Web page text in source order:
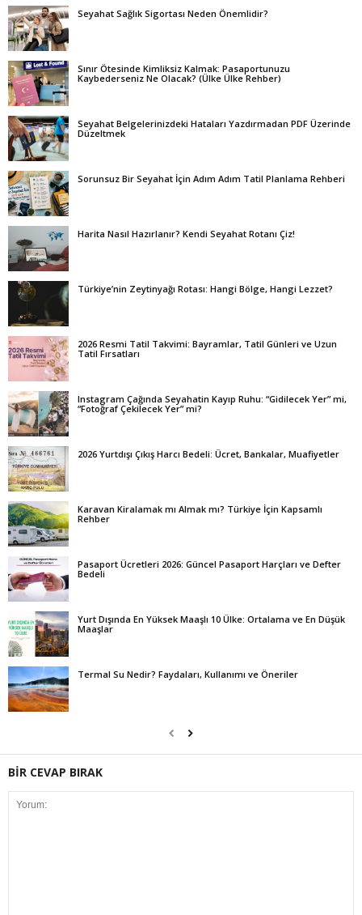
Seyahat Sağlık Sigortası Neden Önemlidir?
Sınır Ötesinde Kimliksiz Kalmak: Pasaportunuzu
Kaybederseniz Ne Olacak? (Ülke Ülke Rehber)
Seyahat Belgelerinizdeki Hataları Yazdırmadan PDF Üzerinde
Düzeltmek
Sorunsuz Bir Seyahat İçin Adım Adım Tatil Planlama Rehberi
Harita Nasıl Hazırlanır? Kendi Seyahat Rotanı Çiz!
Türkiye’nin Zeytinyağı Rotası: Hangi Bölge, Hangi Lezzet?
2026 Resmi Tatil Takvimi: Bayramlar, Tatil Günleri ve Uzun
Tatil Fırsatları
Instagram Çağında Seyahatin Kayıp Ruhu: “Gidilecek Yer” mi,
“Fotoğraf Çekilecek Yer” mi?
2026 Yurtdışı Çıkış Harcı Bedeli: Ücret, Bankalar, Muafiyetler
Karavan Kiralamak mı Almak mı? Türkiye İçin Kapsamlı
Rehber
Pasaport Ücretleri 2026: Güncel Pasaport Harçları ve Defter
Bedeli
Yurt Dışında En Yüksek Maaşlı 10 Ülke: Ortalama ve En Düşük
Maaşlar
Termal Su Nedir? Faydaları, Kullanımı ve Öneriler
BİR CEVAP BIRAK